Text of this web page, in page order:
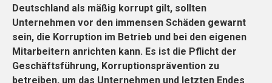
Deutschland als mäßig korrupt gilt, sollten
Unternehmen vor den immensen Schäden gewarnt
sein, die Korruption im Betrieb und bei den eigenen
Mitarbeitern anrichten kann. Es ist die Pflicht der
Geschäftsführung, Korruptionsprävention zu
betreiben, um das Unternehmen und letzten Endes